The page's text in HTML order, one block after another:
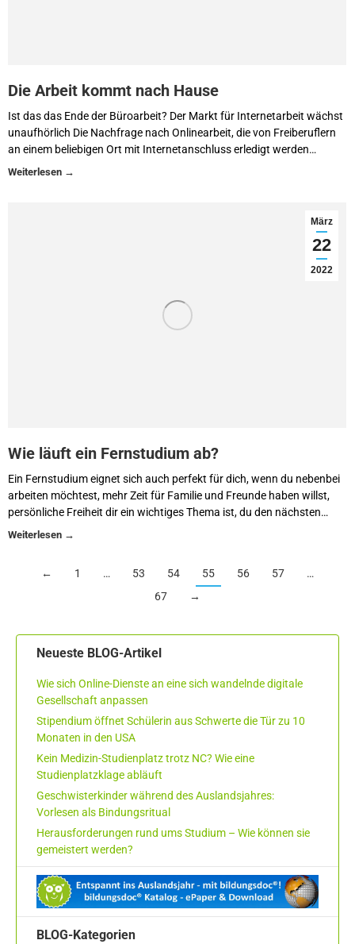
Die Arbeit kommt nach Hause
Ist das das Ende der Büroarbeit? Der Markt für Internetarbeit wächst
unaufhörlich Die Nachfrage nach Onlinearbeit, die von Freiberuflern
an einem beliebigen Ort mit Internetanschluss erledigt werden…
März
22
2022
Wie läuft ein Fernstudium ab?
Ein Fernstudium eignet sich auch perfekt für dich, wenn du nebenbei
arbeiten möchtest, mehr Zeit für Familie und Freunde haben willst,
persönliche Freiheit dir ein wichtiges Thema ist, du den nächsten…
← 1 … 53 54 55 56 57
…
67
→
Neueste BLOG-Artikel
Wie sich Online-Dienste an eine sich wandelnde digitale
Gesellschaft anpassen
Stipendium öffnet Schülerin aus Schwerte die Tür zu 10
Monaten in den USA
Kein Medizin-Studienplatz trotz NC? Wie eine
Studienplatzklage abläuft
Geschwisterkinder während des Auslandsjahres:
Vorlesen als Bindungsritual
Herausforderungen rund ums Studium – Wie können sie
gemeistert werden?
BLOG-Kategorien